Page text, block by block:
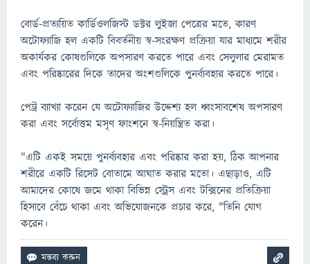
বোর্ড-প্রত্যয়িত কার্ডিওলজিস্ট ডক্টর লুইজা পেত্রের মতে, কারণ
অটোফ্যাজি হল একটি বিবর্তনীয় স্ব-সংরক্ষণ প্রক্রিয়া যার মাধ্যমে শরীর
অকার্যকর কোষগুলিকে অপসারণ করতে পারে এবং সেলুলার মেরামত
এবং পরিষ্কারের দিকে তাদের অংশগুলিকে পুনর্ব্যবহার করতে পারে।
পেট্র ব্যাখ্যা করেন যে অটোফ্যাজির উদ্দেশ্য হল ধ্বংসাবশেষ অপসারণ
করা এবং সর্বোত্তম মসৃণ ফাংশনে স্ব-নিয়ন্ত্রিত করা।
"এটি একই সময়ে পুনর্ব্যবহার এবং পরিষ্কার করা হয়, ঠিক আপনার
শরীরে একটি রিসেট বোতামে আঘাত করার মতো। এছাড়াও, এটি
আমাদের কোষে জমে থাকা বিভিন্ন স্ট্রেস এবং টক্সিনের প্রতিক্রিয়া
হিসাবে বেঁচে থাকা এবং অভিযোজনকে প্রচার করে, "তিনি যোগ
করেন।